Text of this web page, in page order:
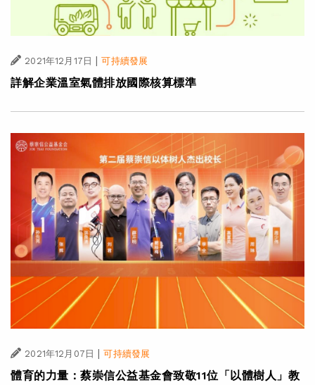
2021年12月17日 | 可持續發展
詳解企業溫室氣體排放國際核算標準
2021年12月07日 | 可持續發展
體育的力量：蔡崇信公益基金會致敬11位「以體樹人」教